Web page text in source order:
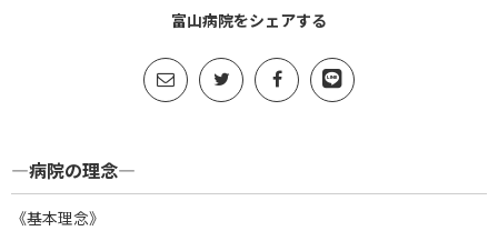
富山病院をシェアする
―病院の理念―
《基本理念》